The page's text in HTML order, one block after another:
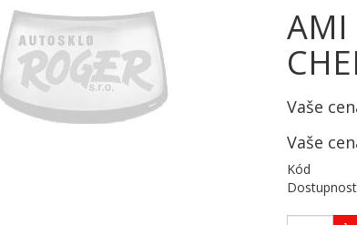
AMI
Vaše
Vaše
Kód
Dostupnost